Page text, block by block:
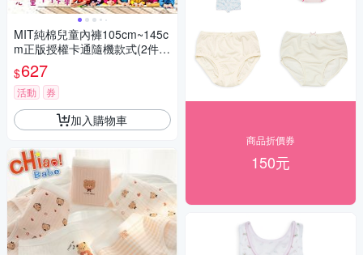
MIT純棉兒童內褲105cm~145c
m正版授權卡通隨機款式(2件/
組,共6件/3組)
$627
活動 券
加入購物車
商品折價券
150元